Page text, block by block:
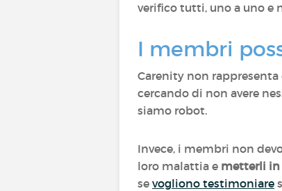
verifico tutti, uno a uno e
I membri
Carenity non
cercando di non avere
siamo robot.
Invece, i membri non
loro malattia e metterli in
se vogliono testimoniare